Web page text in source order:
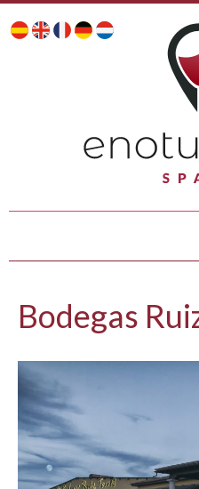
Bodegas